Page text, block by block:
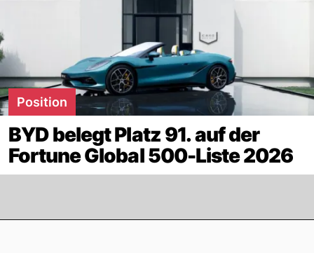
Position
BYD belegt Platz 91. auf der
Fortune Global 500-Liste 2026